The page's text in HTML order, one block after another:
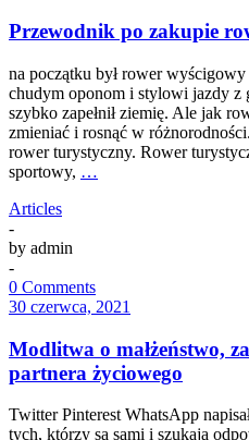
Przewodnik po zakupie
na początku był rower
chudym oponom i stylowi jazdy z
szybko zapełnił ziemię. Ale jak
zmieniać i rosnąć w
rower turystyczny. Rower
sportowy, …
Articles
-
by admin
-
0 Comments
30 czerwca, 2021
Modlitwa o małżeństwo,
partnera życiowego
Twitter Pinterest WhatsApp
tych, którzy są sami i szukają